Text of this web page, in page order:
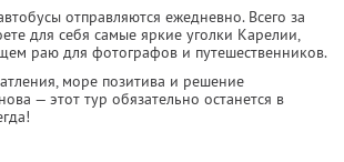
отправляются ежедневно. Всего за
для себя самые яркие уголки Карелии,
раю для фотографов и путешественников.
море позитива и решение
— этот тур обязательно останется в